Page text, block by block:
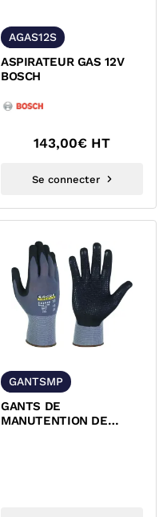
AGAS12S
ASPIRATEUR GAS 12V
BOSCH
143,00€ HT
Se connecter
GANTSMP
GANTS DE
MANUTENTION DE